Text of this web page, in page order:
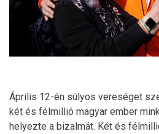
Április 12-én súlyos vereséget
két és félmillió magyar ember
helyezte a bizalmát. Két és